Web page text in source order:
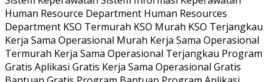
Human Resource Department Human Resources
Department KSO Termurah KSO Murah KSO Terjangkau
Kerja Sama Operasional Murah Kerja Sama Operasional
Termurah Kerja Sama Operasional Terjangkau Program
Gratis Aplikasi Gratis Kerja Sama Operasional Gratis